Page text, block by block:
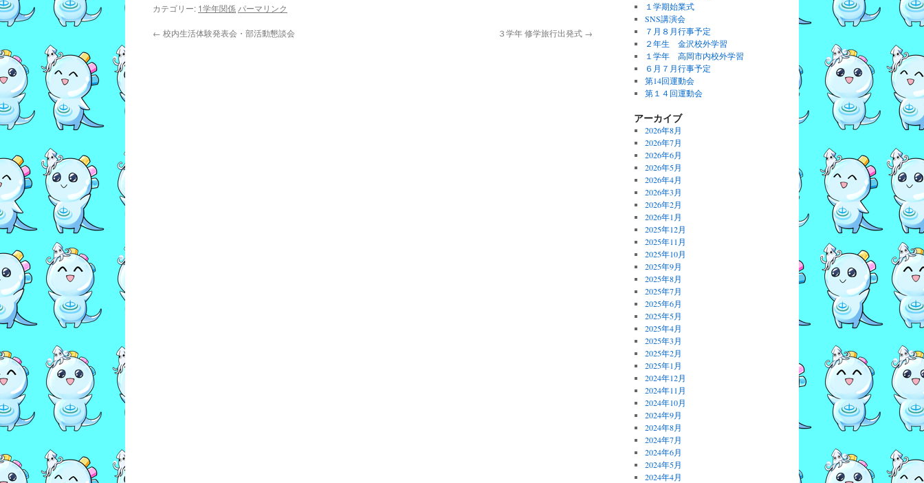
カテゴリー: 1学年関係 パーマリンク
← 校内生活体験発表会・部活動懇談会 ３学年 修学旅行出発式 →
１学期始業式
SNS講演会
７月８月行事予定
２年生 金沢校外学習
１学年 高岡市内校外学習
６月７月行事予定
第14回運動会
第１４回運動会
アーカイブ
2026年8月
2026年7月
2026年6月
2026年5月
2026年4月
2026年3月
2026年2月
2026年1月
2025年12月
2025年11月
2025年10月
2025年9月
2025年8月
2025年7月
2025年6月
2025年5月
2025年4月
2025年3月
2025年2月
2025年1月
2024年12月
2024年11月
2024年10月
2024年9月
2024年8月
2024年7月
2024年6月
2024年5月
2024年4月